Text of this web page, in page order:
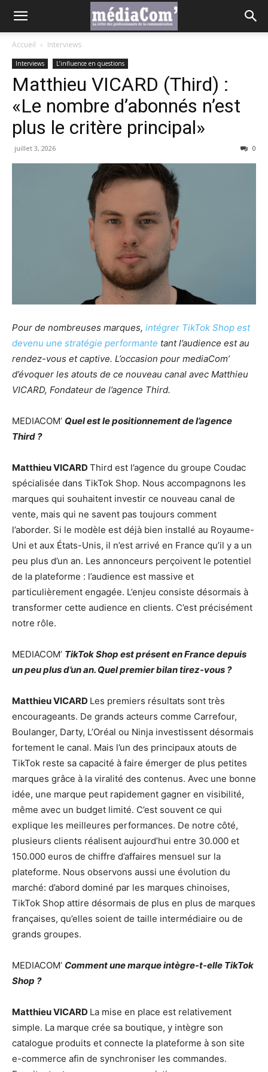
Accueil Interviews
Interviews L’influence en questions
Matthieu VICARD (Third) :
«Le nombre d’abonnés n’est
plus le critère principal»
juillet 3, 2026 0
Pour de nombreuses marques, intégrer TikTok Shop est
devenu une stratégie performante tant l’audience est au
rendez-vous et captive. L’occasion pour mediaCom’
d’évoquer les atouts de ce nouveau canal avec Matthieu
VICARD, Fondateur de l’agence Third.
MEDIACOM’ Quel est le positionnement de l’agence
Third ?
Matthieu VICARD Third est l’agence du groupe Coudac
spécialisée dans TikTok Shop. Nous accompagnons les
marques qui souhaitent investir ce nouveau canal de
vente, mais qui ne savent pas toujours comment
l’aborder. Si le modèle est déjà bien installé au Royaume-
Uni et aux États-Unis, il n’est arrivé en France qu’il y a un
peu plus d’un an. Les annonceurs perçoivent le potentiel
de la plateforme : l’audience est massive et
particulièrement engagée. L’enjeu consiste désormais à
transformer cette audience en clients. C’est précisément
notre rôle.
MEDIACOM’ TikTok Shop est présent en France depuis
un peu plus d’un an. Quel premier bilan tirez-vous ?
Matthieu VICARD Les premiers résultats sont très
encourageants. De grands acteurs comme Carrefour,
Boulanger, Darty, L’Oréal ou Ninja investissent désormais
fortement le canal. Mais l’un des principaux atouts de
TikTok reste sa capacité à faire émerger de plus petites
marques grâce à la viralité des contenus. Avec une bonne
idée, une marque peut rapidement gagner en visibilité,
même avec un budget limité. C’est souvent ce qui
explique les meilleures performances. De notre côté,
plusieurs clients réalisent aujourd’hui entre 30.000 et
150.000 euros de chiffre d’affaires mensuel sur la
plateforme. Nous observons aussi une évolution du
marché: d’abord dominé par les marques chinoises,
TikTok Shop attire désormais de plus en plus de marques
françaises, qu’elles soient de taille intermédiaire ou de
grands groupes.
MEDIACOM’ Comment une marque intègre-t-elle TikTok
Shop ?
Matthieu VICARD La mise en place est relativement
simple. La marque crée sa boutique, y intègre son
catalogue produits et connecte la plateforme à son site
e-commerce afin de synchroniser les commandes.